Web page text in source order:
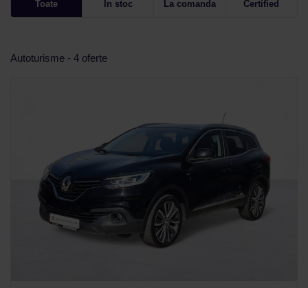
Toate În stoc La comanda Certified
Autoturisme - 4 oferte